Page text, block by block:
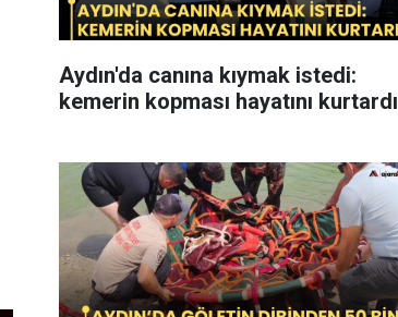
Aydın'da canına kıymak istedi:
kemerin kopması hayatını kurtardı